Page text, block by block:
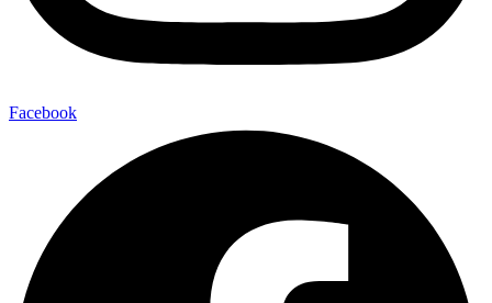
Facebook